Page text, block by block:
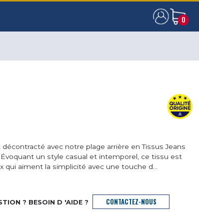
0
0
avec notre plage arrière en Tissus Jeans
Évoquant un style casual et intemporel, ce tissu est
qui aiment la simplicité avec une touche d...
? BESOIN D 'AIDE ? CONTACTEZ-NOUS